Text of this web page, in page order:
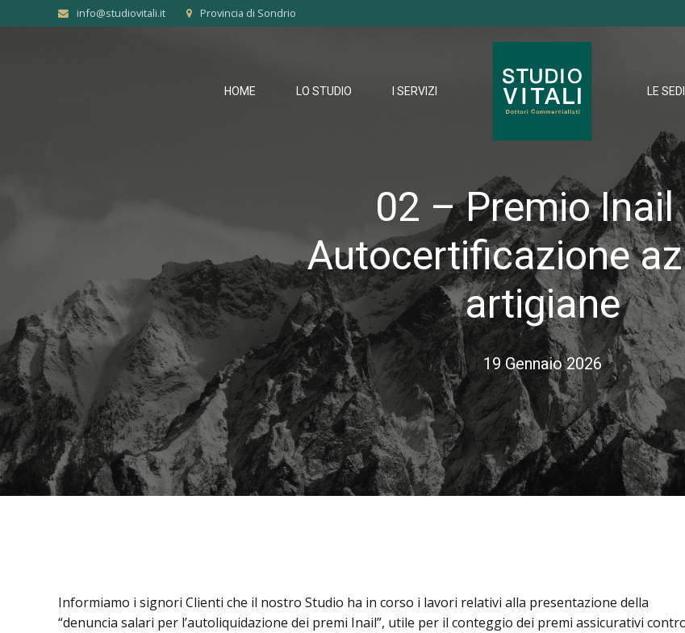
info@studiovitali.it Provincia di Sondrio
HOME LO STUDIO I SERVIZI LE SEDI
02 – Premio
Autocertificazione
artigiane
19 Gennaio 2026
Informiamo i signori Clienti che il nostro Studio ha in corso i lavori relativi alla presentazione della
“denuncia salari per l’autoliquidazione dei premi Inail”, utile per il conteggio dei premi assicurativi